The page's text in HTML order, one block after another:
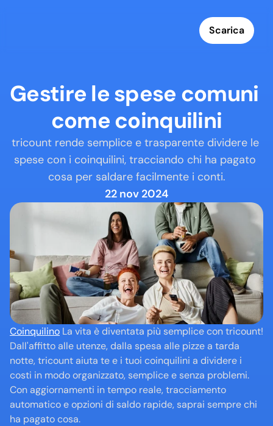
Scarica
Gestire le spese comuni
come coinquilini
tricount rende semplice e trasparente dividere le
spese con i coinquilini, tracciando chi ha pagato
cosa per saldare facilmente i conti.
22 nov 2024
Coinquilino La vita è diventata più semplice con tricount!
Dall'affitto alle utenze, dalla spesa alle pizze a tarda
notte, tricount aiuta te e i tuoi coinquilini a dividere i
costi in modo organizzato, semplice e senza problemi.
Con aggiornamenti in tempo reale, tracciamento
automatico e opzioni di saldo rapide, saprai sempre chi
ha pagato cosa.